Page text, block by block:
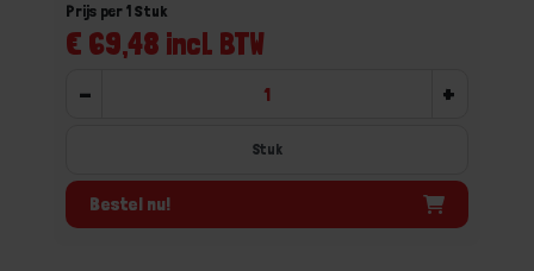
€ 69,48 incl. BTW
Prijs per 1 Stuk
- +
Stuk
Bestel nu!